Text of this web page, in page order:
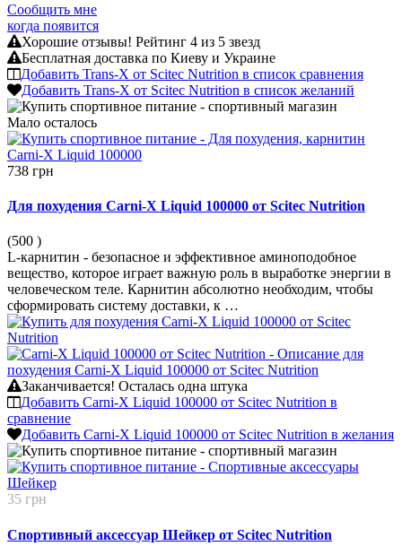
Сообщить мне
когда появится
Хорошие отзывы! Рейтинг 4 из 5 звезд
Бесплатная доставка по Киеву и Украине
Добавить Trans-X от Scitec Nutrition в список сравнения
Добавить Trans-X от Scitec Nutrition в список желаний
Мало осталось
738 грн
Для похудения Carni-X Liquid 100000 от Scitec Nutrition
(500 )
L-карнитин - безопасное и эффективное аминоподобное
вещество, которое играет важную роль в выработке энергии в
человеческом теле. Карнитин абсолютно необходим, чтобы
сформировать систему доставки, к …
Заканчивается! Осталась одна штука
Добавить Carni-X Liquid 100000 от Scitec Nutrition в
сравнение
Добавить Carni-X Liquid 100000 от Scitec Nutrition в желания
35 грн
Спортивный аксессуар Шейкер от Scitec Nutrition